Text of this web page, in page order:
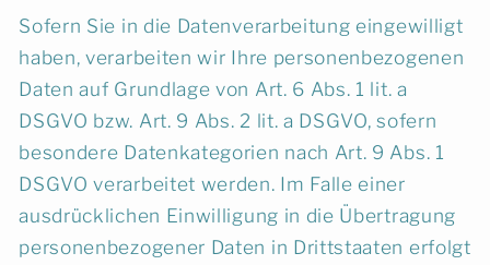
Sofern Sie in die Datenverarbeitung eingewilligt
haben, verarbeiten wir Ihre personenbezogenen
Daten auf Grundlage von Art. 6 Abs. 1 lit. a
DSGVO bzw. Art. 9 Abs. 2 lit. a DSGVO, sofern
besondere Datenkategorien nach Art. 9 Abs. 1
DSGVO verarbeitet werden. Im Falle einer
ausdrücklichen Einwilligung in die Übertragung
personenbezogener Daten in Drittstaaten erfolgt